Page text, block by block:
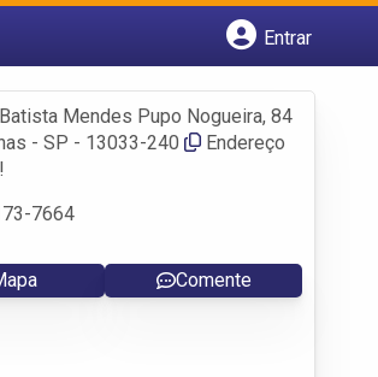
Entrar
Mendes Pupo Nogueira, 84
- SP - 13033-240
Endereço
7664
Comente